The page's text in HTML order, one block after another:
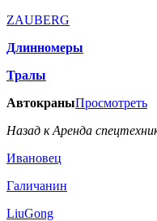
ZAUBERG
Длинномеры
Тралы
АвтокраныПросмотреть
Назад к Аренда
Ивановец
Галичанин
LiuGong